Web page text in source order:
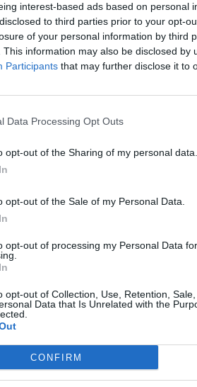
interest-based ads based on personal
to third parties prior to your opt-
of your personal information by third
This information may also be disclosed by
Participants that may further disclose it to
Data Processing Opt Outs
opt-out of the Sharing of my personal data.
opt-out of the Sale of my Personal Data.
opt-out of processing my Personal Data
opt-out of Collection, Use, Retention,
Data that Is Unrelated with the
CONFIRM
Fot. Pixabay
obiecując, że pomogą jej wrócić
że ma 8 lat i mieszka w Polsce od
do Warszawy z okolic Siedlec.